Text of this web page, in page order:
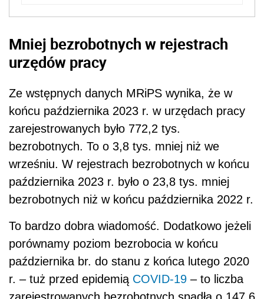
Mniej bezrobotnych w rejestrach
urzędów pracy
Ze wstępnych danych MRiPS wynika, że w
końcu października 2023 r. w urzędach pracy
zarejestrowanych było 772,2 tys.
bezrobotnych. To o 3,8 tys. mniej niż we
wrześniu. W rejestrach bezrobotnych w końcu
października 2023 r. było o 23,8 tys. mniej
bezrobotnych niż w końcu października 2022 r.
To bardzo dobra wiadomość. Dodatkowo jeżeli
porównamy poziom bezrobocia w końcu
października br. do stanu z końca lutego 2020
r. – tuż przed epidemią COVID-19 – to liczba